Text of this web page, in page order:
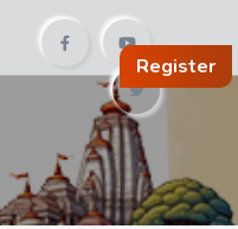
Register